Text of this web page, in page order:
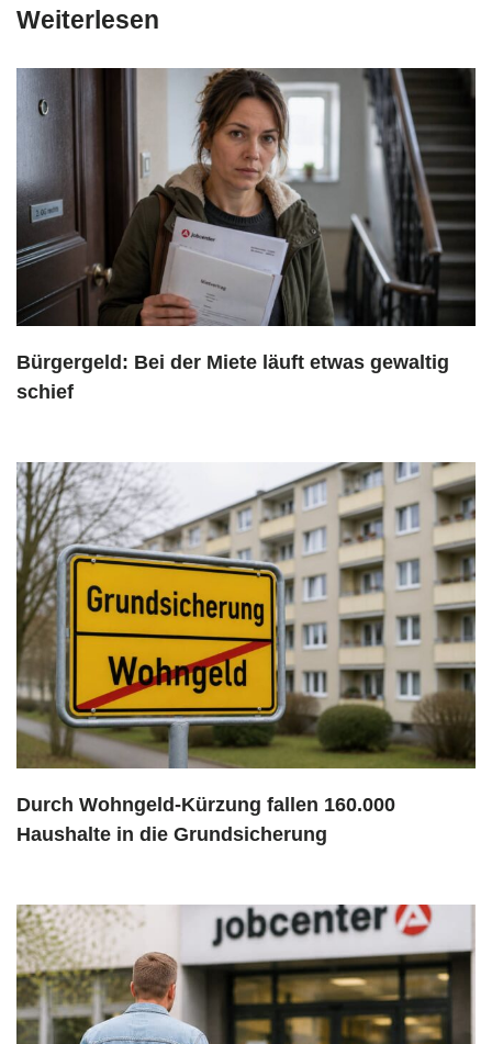
Weiterlesen
Bürgergeld: Bei der Miete läuft etwas gewaltig
schief
Durch Wohngeld-Kürzung fallen 160.000
Haushalte in die Grundsicherung